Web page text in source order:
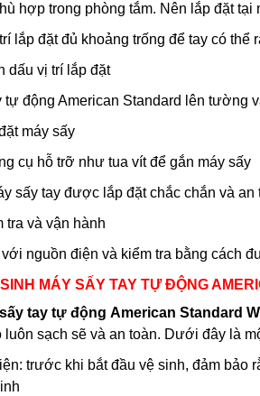
hợp trong phòng tắm. Nên lắp đặt
lắp đặt đủ khoảng trống để tay có thể
dấu vị trí lắp đặt
tự động American Standard lên tường
máy sấy
cụ hỗ trỡ như tua vít để gắn máy sấy
sấy tay được lắp đặt chắc chắn và an
tra và vận hành
nguồn điện và kiểm tra bằng cách
MÁY SẤY TAY TỰ ĐỘNG
tay tự động American Standard
luôn sạch sẽ và an toàn. Dưới đây là
trước khi bắt đầu vệ sinh, đảm bảo